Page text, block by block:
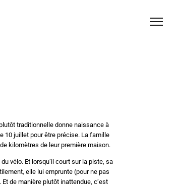
traditionnelle donne naissance à
10 juillet pour être précise. La famille
kilomètres de leur première maison.
vélo. Et lorsqu’il court sur la piste, sa
elle lui emprunte (pour ne pas
de manière plutôt inattendue, c’est